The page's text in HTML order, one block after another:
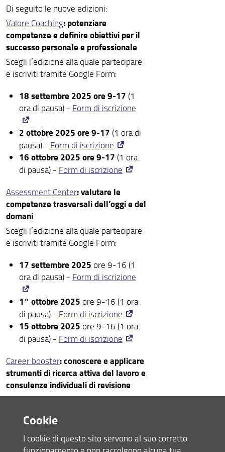
Di seguito le nuove edizioni:
Valore Coaching: potenziare
competenze e definire obiettivi per il
successo personale e professionale
Scegli l’edizione alla quale partecipare
e iscriviti tramite Google Form:
18 settembre 2025 ore 9-17 (1
ora di pausa) - Form di iscrizione
2 ottobre 2025 ore 9-17 (1 ora di
pausa) - Form di iscrizione
16 ottobre 2025 ore 9-17 (1 ora
di pausa) - Form di iscrizione
Assessment Center: valutare le
competenze trasversali dell’oggi e del
domani
Scegli l’edizione alla quale partecipare
e iscriviti tramite Google Form:
17 settembre 2025 ore 9-16 (1
ora di pausa) - Form di iscrizione
1° ottobre 2025 ore 9-16 (1 ora
di pausa) - Form di iscrizione
15 ottobre 2025 ore 9-16 (1 ora
di pausa) - Form di iscrizione
Career booster: conoscere e applicare
strumenti di ricerca attiva del lavoro e
consulenze individuali di revisione
Il percorso formativo è articolato su3
online, 3 colloqui individuali online).
Workshop di gruppo - Scegli la
Cookie
I cookie di questo sito servono al suo corretto